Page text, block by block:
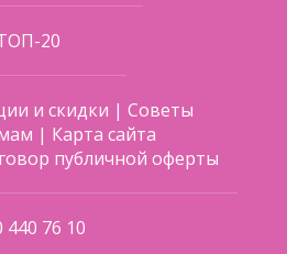
20
и скидки |Советы
| Карта сайта
публичной оферты
440 76 10